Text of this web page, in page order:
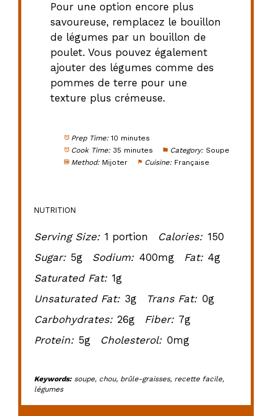
Pour une option encore plus
savoureuse, remplacez le bouillon
de légumes par un bouillon de
poulet. Vous pouvez également
ajouter des légumes comme des
pommes de terre pour une
texture plus crémeuse.
Prep Time: 10 minutes
Cook Time: 35 minutes Category: Soupe
Method: Mijoter Cuisine: Française
NUTRITION
Serving Size: 1 portion Calories: 150
Sugar: 5g Sodium: 400mg Fat: 4g
Saturated Fat: 1g
Unsaturated Fat: 3g Trans Fat: 0g
Carbohydrates: 26g Fiber: 7g
Protein: 5g Cholesterol: 0mg
Keywords:soupe, chou, brûle-graisses, recette facile,
légumes